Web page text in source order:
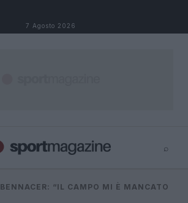
7 Agosto 2026
⌕
⌕
BENNACER: “IL CAMPO MI È MANCATO